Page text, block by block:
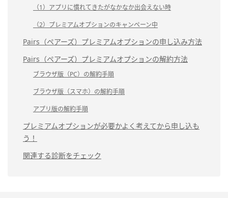
（1）アプリに慣れてきたがなかなか出会えない時
（2）プレミアムオプションのキャンペーン中
Pairs（ペアーズ）プレミアムオプションの申し込み方法
Pairs（ペアーズ）プレミアムオプションの解約方法
ブラウザ版（PC）の解約手順
ブラウザ版（スマホ）の解約手順
アプリ版の解約手順
プレミアムオプションが必要かよく考えてから申し込も
う！
関連する診断をチェック